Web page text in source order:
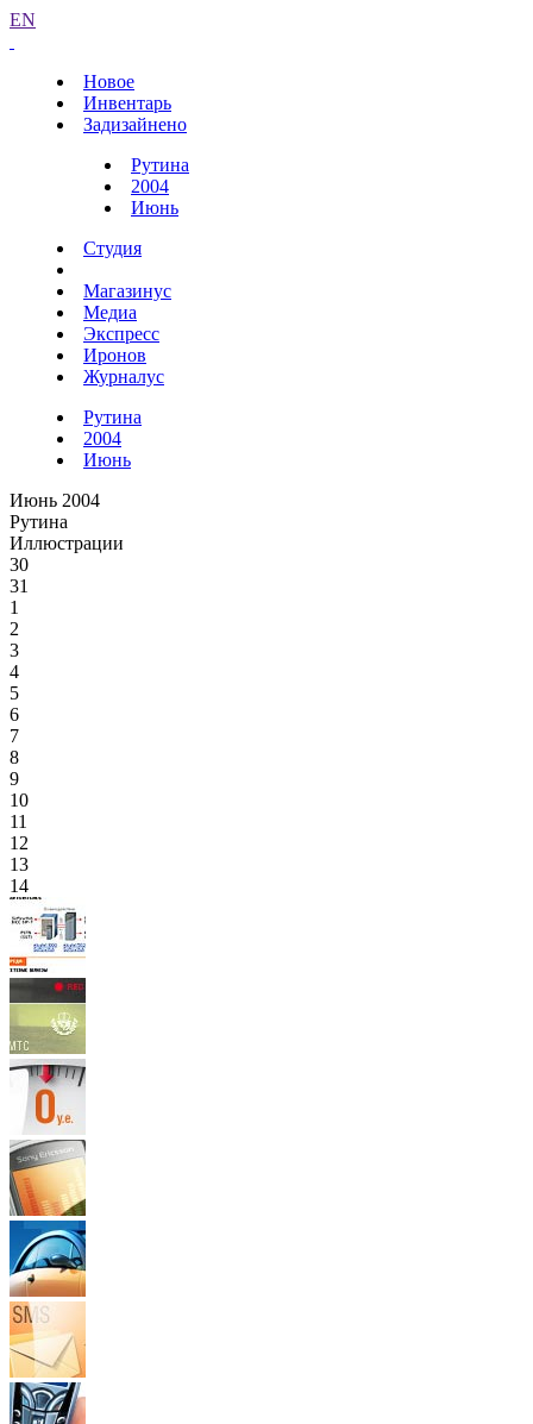
EN
Новое
Инвентарь
Задизайнено
Рутина
2004
Июнь
Студия
Магазинус
Медиа
Экспресс
Иронов
Журналус
Рутина
2004
Июнь
Июнь 2004
Рутина
Иллюстрации
30
31
1
2
3
4
5
6
7
8
9
10
11
12
13
14